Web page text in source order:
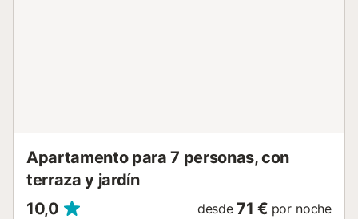
Apartamento para 7 personas, con
terraza y jardín
10,0
desde 71 € por noche